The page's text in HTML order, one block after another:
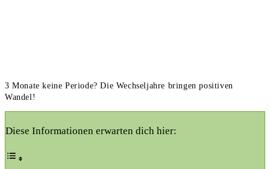
3 Monate keine Periode? Die Wechseljahre bringen positiven
Wandel!
Diese Informationen erwarten dich hier: